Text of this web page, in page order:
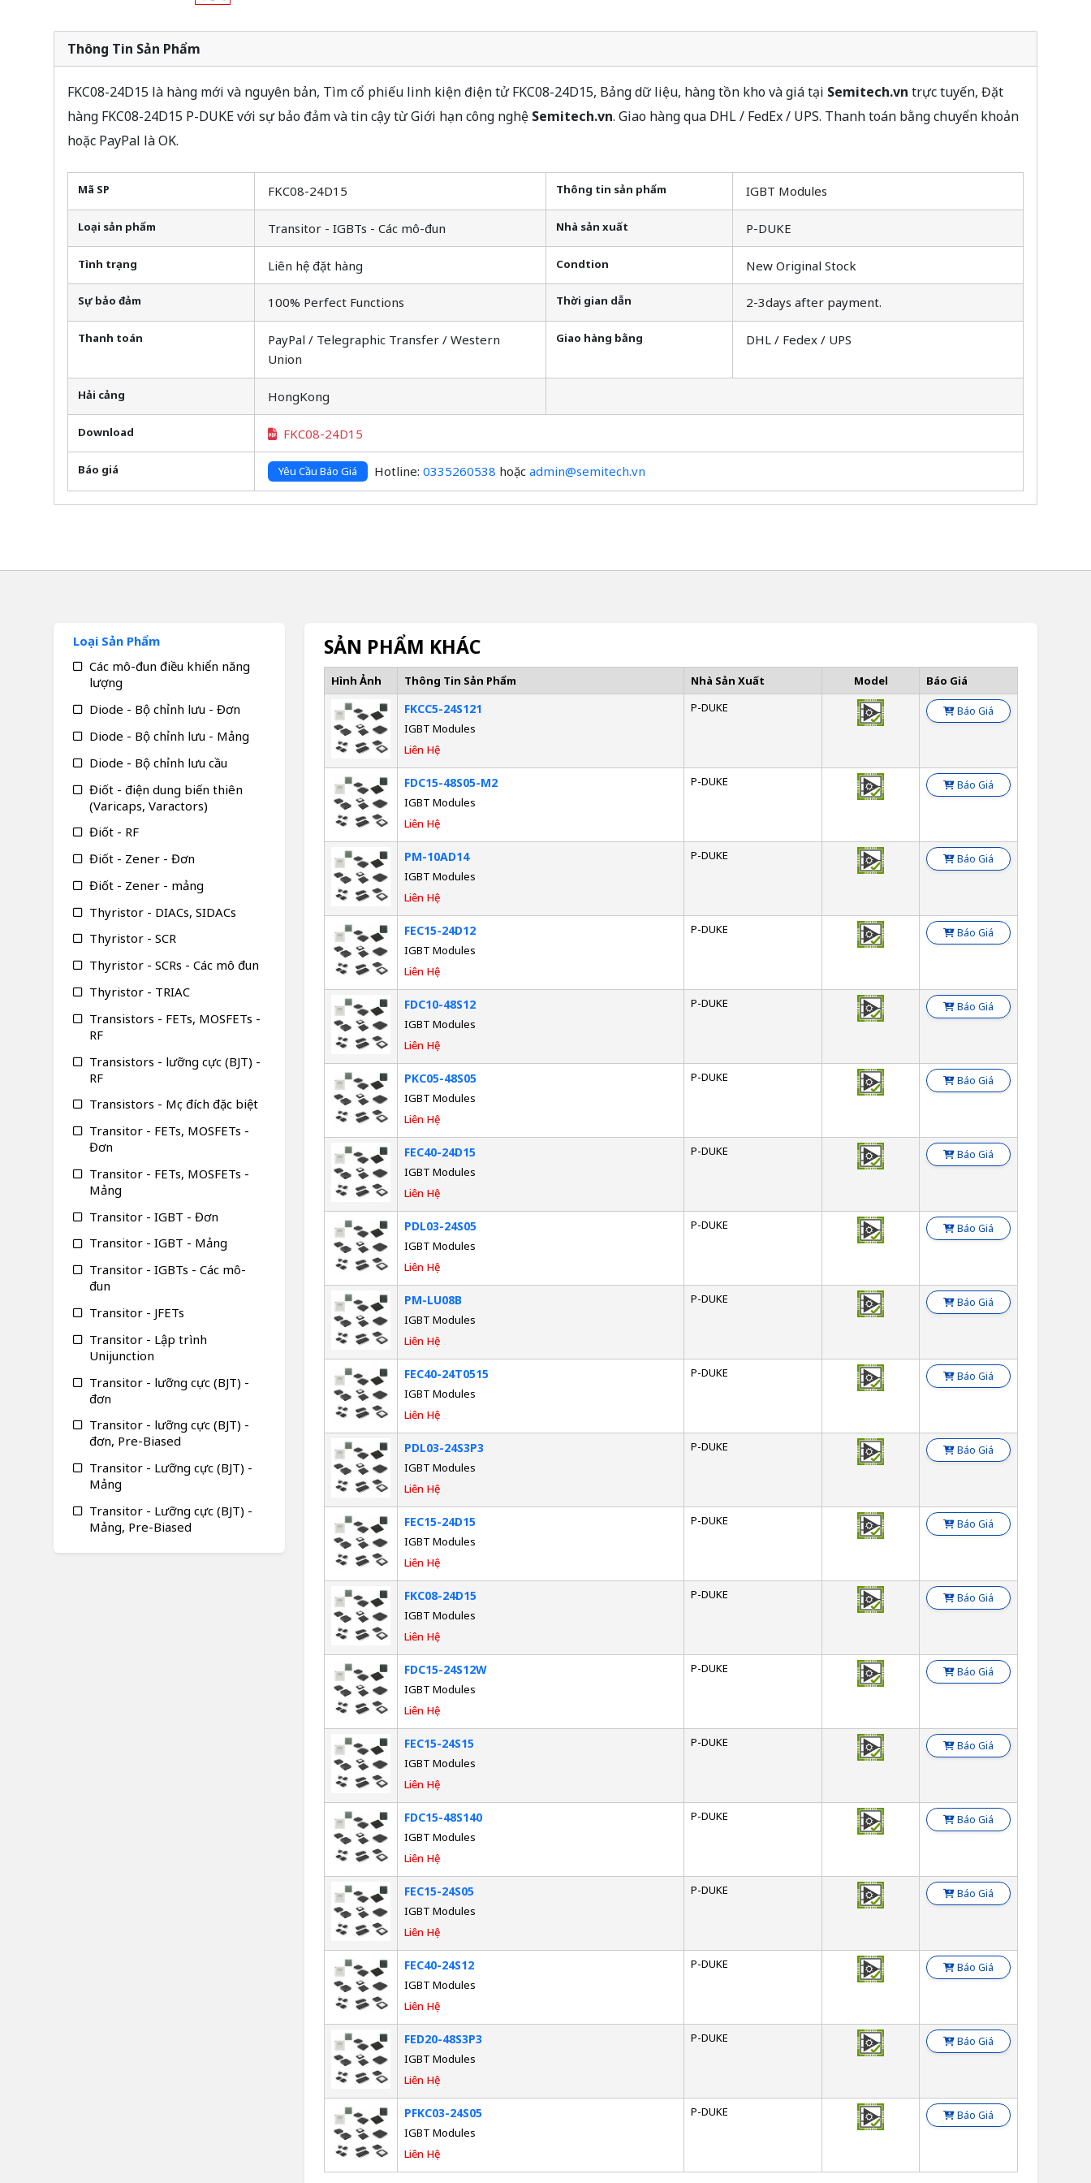
Thông Tin Sản Phẩm
FKC08-24D15 là hàng mới và nguyên bản, Tìm cổ phiếu linh kiện điện tử FKC08-24D15, Bảng dữ liệu, hàng tồn kho và giá tại Semitech.vn trực tuyến, Đặt
hàng FKC08-24D15 P-DUKE với sự bảo đảm và tin cậy từ Giới hạn công nghệ Semitech.vn. Giao hàng qua DHL / FedEx / UPS. Thanh toán bằng chuyển khoản
hoặc PayPal là OK.
Mã SP FKC08-24D15 Thông tin sản phẩm IGBT Modules
Loại sản phẩm Transitor - IGBTs - Các mô-đun Nhà sản xuất P-DUKE
Tình trạng Liên hệ đặt hàng Condtion New Original Stock
Sự bảo đảm 100% Perfect Functions Thời gian dẫn 2-3days after payment.
Thanh toán
PayPal / Telegraphic Transfer / Western
Union
Giao hàng bằng DHL / Fedex / UPS
Hải cảng HongKong
Download FKC08-24D15
Báo giá Yêu Cầu Báo Giá Hotline: 0335260538 hoặc admin@semitech.vn
SẢN PHẨM KHÁC
Hình Ảnh Thông Tin Sản Phẩm Nhà Sản Xuất Model Báo Giá
FKCC5-24S121
IGBT Modules
Liên Hệ
P-DUKE Báo Giá
FDC15-48S05-M2
IGBT Modules
Liên Hệ
P-DUKE Báo Giá
PM-10AD14
IGBT Modules
Liên Hệ
P-DUKE Báo Giá
FEC15-24D12
IGBT Modules
Liên Hệ
P-DUKE Báo Giá
FDC10-48S12
IGBT Modules
Liên Hệ
P-DUKE Báo Giá
PKC05-48S05
IGBT Modules
Liên Hệ
P-DUKE Báo Giá
FEC40-24D15
IGBT Modules
Liên Hệ
P-DUKE Báo Giá
PDL03-24S05
IGBT Modules
Liên Hệ
P-DUKE Báo Giá
PM-LU08B
IGBT Modules
Liên Hệ
P-DUKE Báo Giá
FEC40-24T0515
IGBT Modules
Liên Hệ
P-DUKE Báo Giá
PDL03-24S3P3
IGBT Modules
Liên Hệ
P-DUKE Báo Giá
FEC15-24D15
IGBT Modules
Liên Hệ
P-DUKE Báo Giá
FKC08-24D15
IGBT Modules
Liên Hệ
P-DUKE Báo Giá
FDC15-24S12W
IGBT Modules
Liên Hệ
P-DUKE Báo Giá
FEC15-24S15
IGBT Modules
Liên Hệ
P-DUKE Báo Giá
FDC15-48S140
IGBT Modules
Liên Hệ
P-DUKE Báo Giá
FEC15-24S05
IGBT Modules
Liên Hệ
P-DUKE Báo Giá
FEC40-24S12
IGBT Modules
Liên Hệ
P-DUKE Báo Giá
FED20-48S3P3
IGBT Modules
Liên Hệ
P-DUKE Báo Giá
PFKC03-24S05
IGBT Modules
Liên Hệ
P-DUKE Báo Giá
Loại Sản Phẩm
Các mô-đun điều khiển năng
lượng
Diode - Bộ chỉnh lưu - Đơn
Diode - Bộ chỉnh lưu - Mảng
Diode - Bộ chỉnh lưu cầu
Điốt - điện dung biến thiên
(Varicaps, Varactors)
Điốt - RF
Điốt - Zener - Đơn
Điốt - Zener - mảng
Thyristor - DIACs, SIDACs
Thyristor - SCR
Thyristor - SCRs - Các mô đun
Thyristor - TRIAC
Transistors - FETs, MOSFETs -
RF
Transistors - lưỡng cực (BJT) -
RF
Transistors - Mục đích đặc biệt
Transitor - FETs, MOSFETs -
Đơn
Transitor - FETs, MOSFETs -
Mảng
Transitor - IGBT - Đơn
Transitor - IGBT - Mảng
Transitor - IGBTs - Các mô-
đun
Transitor - JFETs
Transitor - Lập trình
Unijunction
Transitor - lưỡng cực (BJT) -
đơn
Transitor - lưỡng cực (BJT) -
đơn, Pre-Biased
Transitor - Lưỡng cực (BJT) -
Mảng
Transitor - Lưỡng cực (BJT) -
Mảng, Pre-Biased